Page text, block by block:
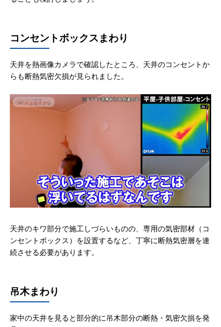
コンセントボックスまわり
天井を熱画像カメラで確認したところ、天井のコンセントか
らも断熱気密欠損が見られました。
天井のキワ部分で施工しづらいものの、専用の気密部材（コ
ンセントボックス）を設置するなど、丁寧に断熱気密層を連
続させる必要があります。
吊木まわり
家中の天井を見ると部分的に吊木部分の断熱・気密欠損を発